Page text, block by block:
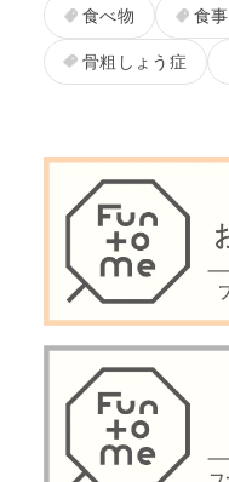
食べ物
食事
骨粗しょう症